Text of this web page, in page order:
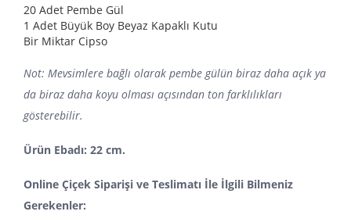
20 Adet Pembe Gül
1 Adet Büyük Boy Beyaz Kapaklı Kutu
Bir Miktar Cipso
Not: Mevsimlere bağlı olarak pembe gülün biraz daha açık ya
da biraz daha koyu olması açısından ton farklılıkları
gösterebilir.
Ürün Ebadı: 22 cm.
Online Çiçek Siparişi ve Teslimatı İle İlgili Bilmeniz
Gerekenler: